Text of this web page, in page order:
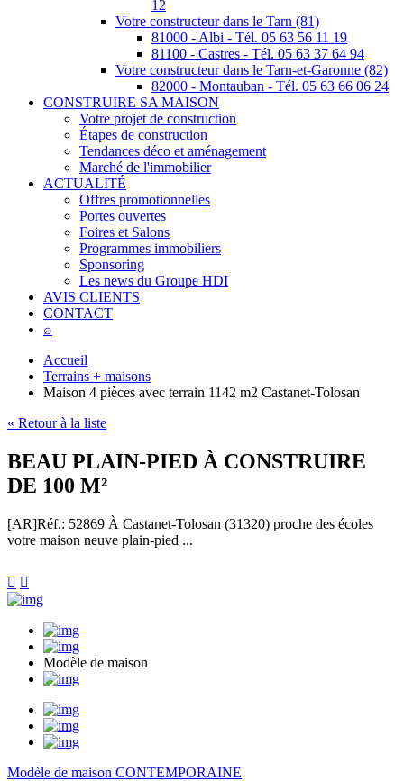
12
Votre constructeur dans le Tarn (81)
81000 - Albi - Tél. 05 63 56 11 19
81100 - Castres - Tél. 05 63 37 64 94
Votre constructeur dans le Tarn-et-Garonne (82)
82000 - Montauban - Tél. 05 63 66 06 24
CONSTRUIRE SA MAISON
Votre projet de construction
Étapes de construction
Tendances déco et aménagement
Marché de l'immobilier
ACTUALITÉ
Offres promotionnelles
Portes ouvertes
Foires et Salons
Programmes immobiliers
Sponsoring
Les news du Groupe HDI
AVIS CLIENTS
CONTACT
⌕
Accueil
Terrains + maisons
Maison 4 pièces avec terrain 1142 m2 Castanet-Tolosan
« Retour à la liste
BEAU PLAIN-PIED À CONSTRUIRE
DE 100 M²
[AR]Réf.: 52869 À Castanet-Tolosan (31320) proche des écoles
votre maison neuve plain-pied ...
 
Modèle de maison
Modèle de maison CONTEMPORAINE